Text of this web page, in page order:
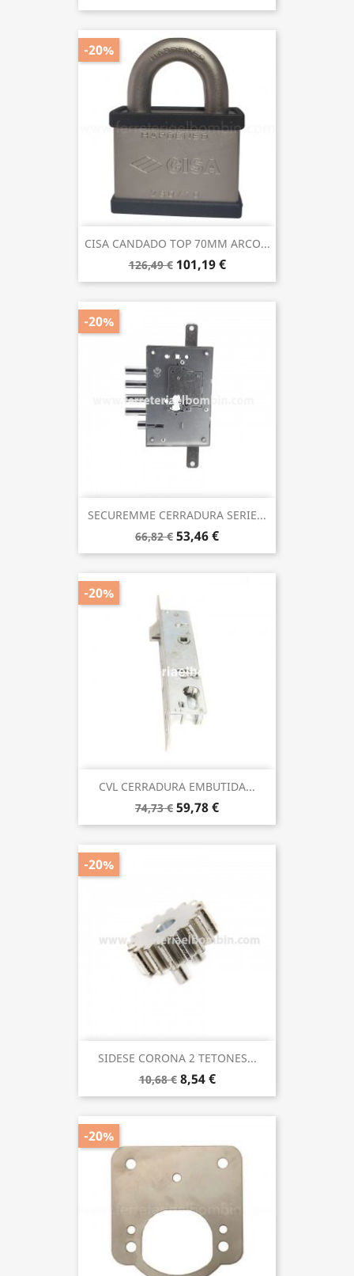
CISA CANDADO TOP 70MM ARCO...
126,49 € 101,19 €
-20%
SECUREMME CERRADURA SERIE...
66,82 € 53,46 €
-20%
CVL CERRADURA EMBUTIDA...
74,73 € 59,78 €
-20%
SIDESE CORONA 2 TETONES...
10,68 € 8,54 €
-20%
-20%